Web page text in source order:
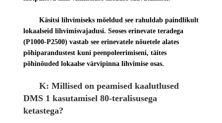
Käsitsi lihvimiseks mõeldud see rahuldab paindlikult
lokaalseid lihvimisvajadusi. Seoses erinevate teradega
(P1000-P2500) vastab see erinevatele nõuetele alates
põhiparandustest kuni peenpoleerimiseni, täites
põhinõuded lokaalse värvipinna lihvimise osas.
K: Millised on peamised kaalutlused
DMS 1 kasutamisel 80-teralisusega
ketastega?